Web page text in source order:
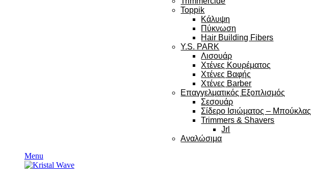
Toppik
Κάλυψη
Πύκνωση
Hair Building Fibers
Y.S. PARK
Λισουάρ
Χτένες Κουρέματος
Χτένες Βαφής
Χτένες Barber
Επαγγελματικός Εξοπλισμός
Σεσουάρ
Σίδερο Ισιώματος – Μπούκλας
Trimmers & Shavers
Jrl
Αναλώσιμα
Menu